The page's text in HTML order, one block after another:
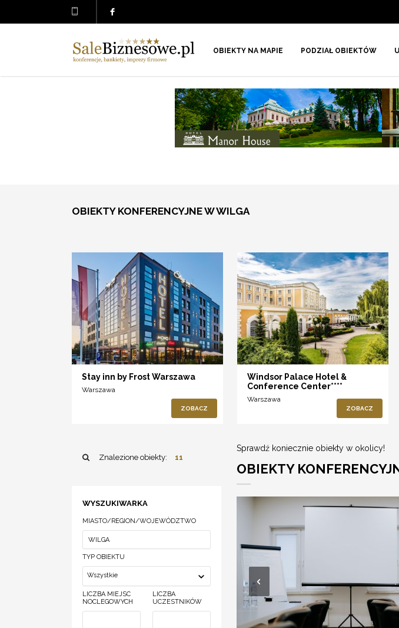
OBIEKTY NA MAPIE PODZIAŁ OBIEKTÓW
OBIEKTY KONFERENCYJNE W WILGA
Stay inn by Frost Warszawa
Warszawa
ZOBACZ
Windsor Palace Hotel &
Conference Center****
Warszawa
ZOBACZ
Znalezione obiekty: 11
WYSZUKIWARKA
MIASTO/REGION/WOJEWÓDZTWO
TYP OBIEKTU
Wszystkie
LICZBA MIEJSC
NOCLEGOWYCH
LICZBA
UCZESTNIKÓW
Sprawdź koniecznie obiekty w okolicy!
OBIEKTY